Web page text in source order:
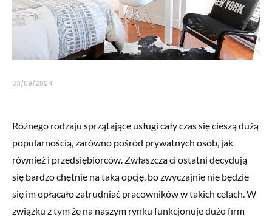
03/09/2024
Różnego rodzaju sprzątające usługi cały czas się cieszą dużą
popularnością, zarówno pośród prywatnych osób, jak
również i przedsiębiorców. Zwłaszcza ci ostatni decydują
się bardzo chętnie na taką opcję, bo zwyczajnie nie będzie
się im opłacało zatrudniać pracowników w takich celach. W
związku z tym że na naszym rynku funkcjonuje dużo firm